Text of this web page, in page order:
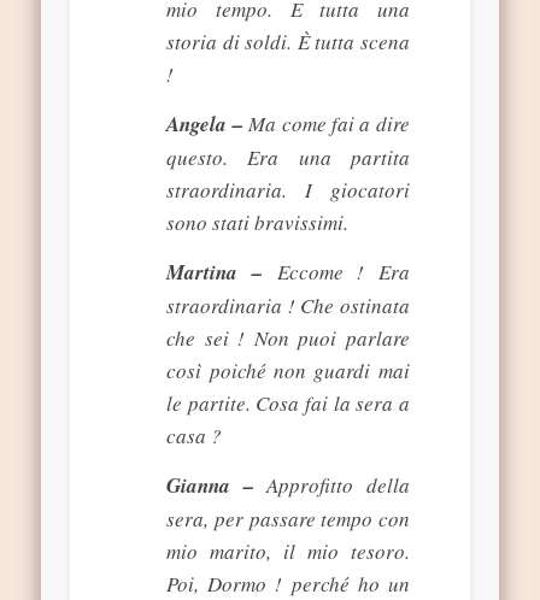
mio tempo. E tutta una
storia di soldi. È tutta scena
!
Angela – Ma come fai a dire
questo. Era una partita
straordinaria. I giocatori
sono stati bravissimi.
Martina – Eccome ! Era
straordinaria ! Che ostinata
che sei ! Non puoi parlare
così poiché non guardi mai
le partite. Cosa fai la sera a
casa ?
Gianna – Approfitto della
sera, per passare tempo con
mio marito, il mio tesoro.
Poi, Dormo ! perché ho un